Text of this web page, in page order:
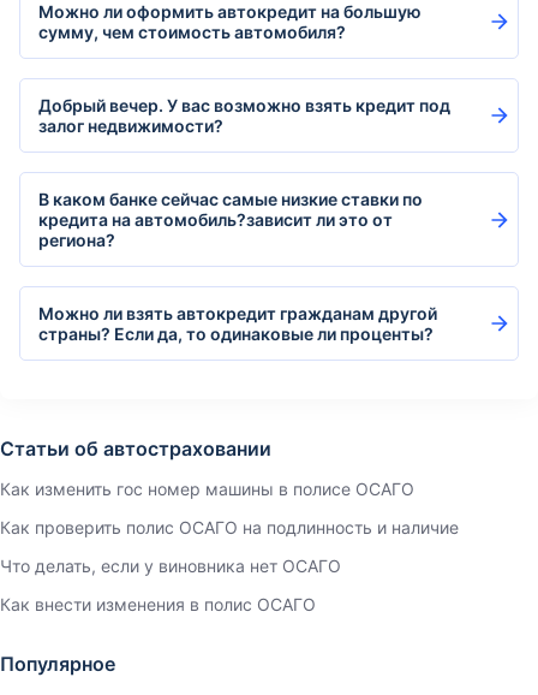
Можно ли оформить автокредит на большую
сумму, чем стоимость автомобиля?
Добрый вечер. У вас возможно взять кредит под
залог недвижимости?
В каком банке сейчас самые низкие ставки по
кредита на автомобиль?зависит ли это от
региона?
Можно ли взять автокредит гражданам другой
страны? Если да, то одинаковые ли проценты?
Статьи об автостраховании
Как изменить гос номер машины в полисе ОСАГО
Как проверить полис ОСАГО на подлинность и наличие
Что делать, если у виновника нет ОСАГО
Как внести изменения в полис ОСАГО
Популярное